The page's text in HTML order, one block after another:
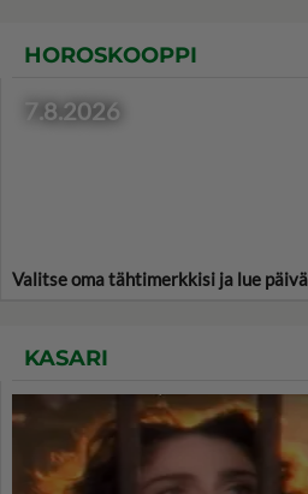
HOROSKOOPPI
7.8.2026
Valitse oma tähtimerkkisi ja lue
KASARI